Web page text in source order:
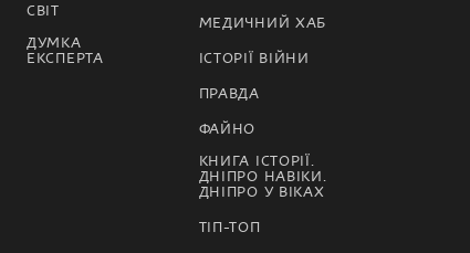
СВІТ
ДУМКА
ЕКСПЕРТА
МЕДИЧНИЙ ХАБ
ІСТОРІЇ ВІЙНИ
ПРАВДА
ФАЙНО
КНИГА ІСТОРІЇ.
ДНІПРО НАВІКИ.
ДНІПРО У ВІКАХ
ТІП-ТОП